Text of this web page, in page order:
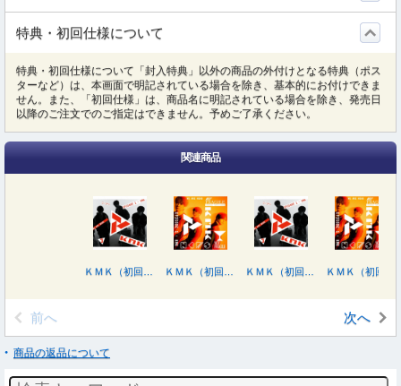
特典・初回仕様について
特典・初回仕様について「封入特典」以外の商品の外付けとなる特典（ポス
ターなど）は、本画面で明記されている場合を除き、基本的にお付けできま
せん。また、「初回仕様」は、商品名に明記されている場合を除き、発売日
以降のご注文でのご指定はできません。予めご了承ください。
関連商品
前へ 次へ
商品の返品について